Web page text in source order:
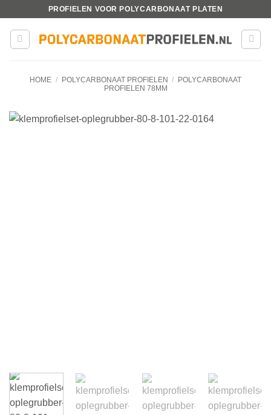
inhoud
PROFIELEN VOOR POLYCARBONAAT PLATEN
HOME / POLYCARBONAAT PROFIELEN /
POLYCARBONAAT
PROFIELEN 78MM